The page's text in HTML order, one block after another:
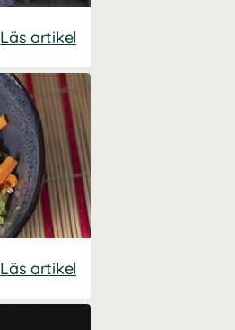
Läs artikel
Läs artikel